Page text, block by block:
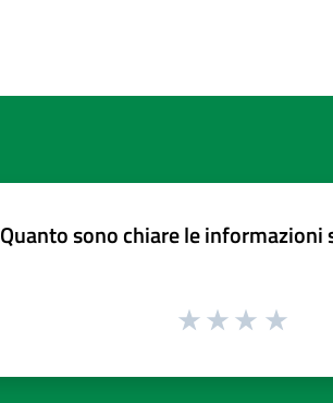
Quanto sono chiare le informazioni